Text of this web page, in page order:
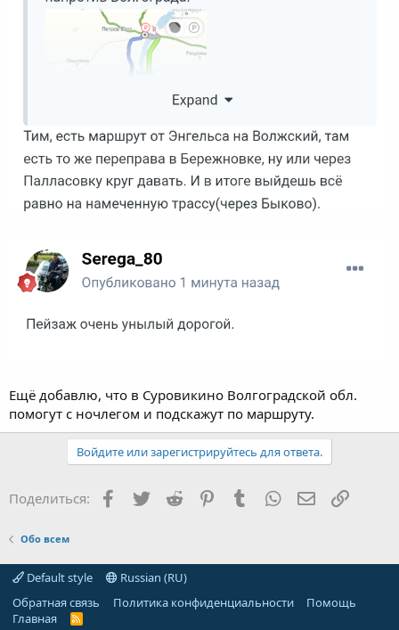
Ещё добавлю, что в Суровикино Волгоградской обл.
помогут с ночлегом и подскажут по маршруту.
Войдите или зарегистрируйтесь для ответа.
Поделиться: Facebook
TwitterReddit PinterestTumblr WhatsApp Ссылка
Обо всем
Default style
Russian (RU)
Обратная связь
Политика конфиденциальности
Помощь
Главная
R